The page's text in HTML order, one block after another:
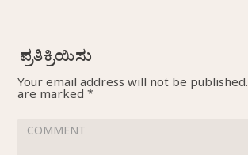
Your email address will not be published.
are marked*